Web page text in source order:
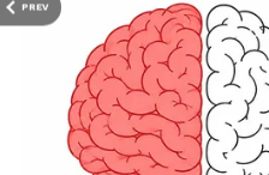
PREV